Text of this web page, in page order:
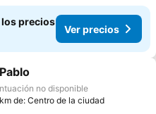
los precios
Ver precios
a favoritos
no disponible
de: Centro de la ciudad